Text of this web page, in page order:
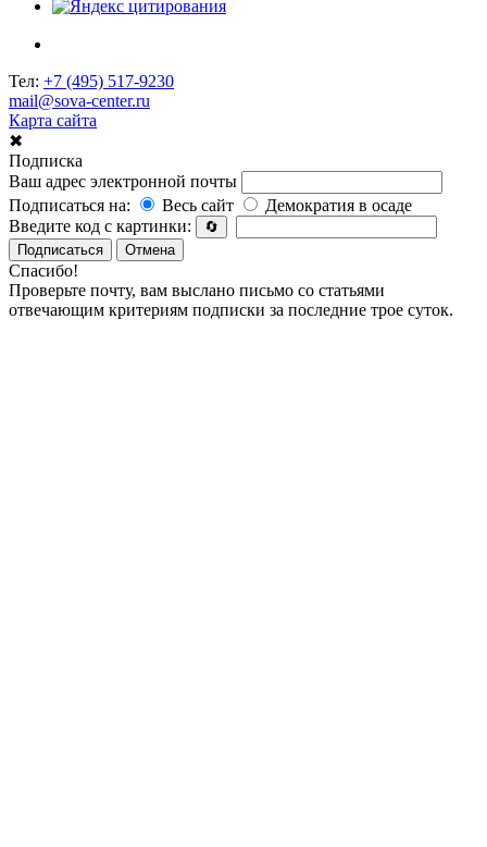
Тел: +7 (495) 517-9230
mail@sova-center.ru
Карта сайта
✖
Подписка
Ваш адрес электронной почты
Подписаться на:
Весь сайт
Демократия в осаде
Введите код с картинки:
🔄
Подписаться
Отмена
Спасибо!
Проверьте почту, вам выслано письмо со статьями
отвечающим критериям подписки за последние трое суток.